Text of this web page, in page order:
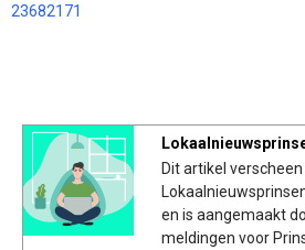
23682171
Dit artikel verscheen
en is aangemaakt
meldingen voor